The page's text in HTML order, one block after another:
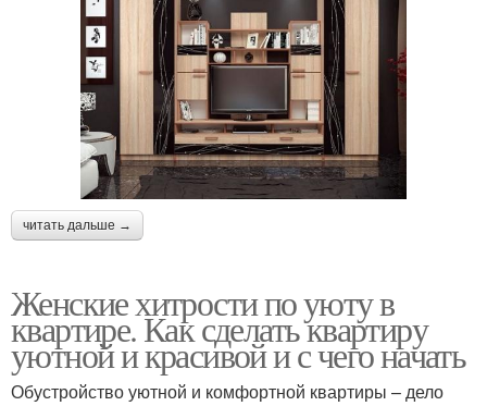
читать дальше →
Женские хитрости по уюту в
квартире. Как сделать квартиру
уютной и красивой и с чего начать
Обустройство уютной и комфортной квартиры – дело